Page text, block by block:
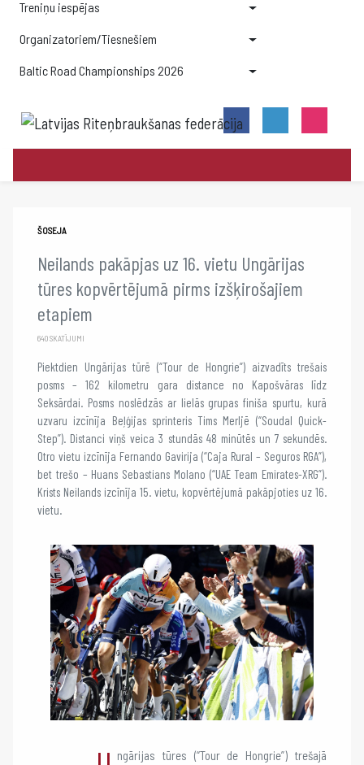
Treniņu iespējas
Organizatoriem/Tiesnešiem
Baltic Road Championships 2026
ŠOSEJA
Neilands pakāpjas uz 16. vietu Ungārijas
tūres kopvērtējumā pirms izšķirošajiem
etapiem
640 SKATĪJUMI
Piektdien Ungārijas tūrē (“Tour de Hongrie”) aizvadīts trešais
posms – 162 kilometru gara distance no Kapošvāras līdz
Seksārdai. Posms noslēdzās ar lielās grupas finiša spurtu, kurā
uzvaru izcīnīja Beļģijas sprinteris Tims Merljē (“Soudal Quick-
Step”). Distanci viņš veica 3 stundās 48 minūtēs un 7 sekundēs.
Otro vietu izcīnīja Fernando Gavirija (“Caja Rural – Seguros RGA”),
bet trešo – Huans Sebastians Molano (“UAE Team Emirates-XRG”).
Krists Neilands izcīnīja 15. vietu, kopvērtējumā pakāpjoties uz 16.
vietu.
ngārijas tūres (“Tour de Hongrie”) trešajā